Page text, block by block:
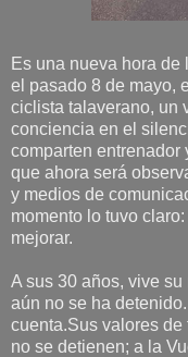
Es una nueva hora de
el pasado 8 de mayo,
ciclista talaverano, un
conciencia en el
comparten entrenador
que ahora será
y medios de
momento lo tuvo
mejorar.
A sus 30 años, vive
aún no se ha
cuenta.Sus valores
no se detienen; a la